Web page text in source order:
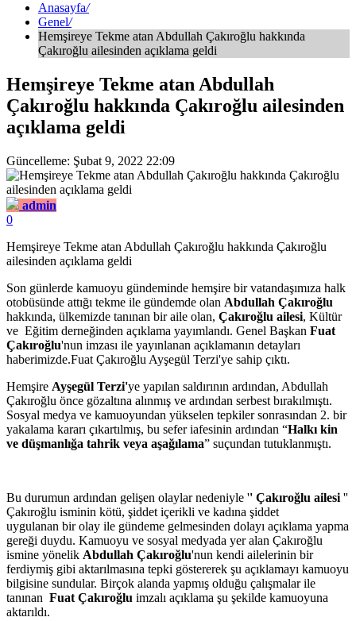
Anasayfa/
Genel/
Hemşireye Tekme atan Abdullah Çakıroğlu hakkında
Çakıroğlu ailesinden açıklama geldi
Hemşireye Tekme atan Abdullah
Çakıroğlu hakkında Çakıroğlu ailesinden
açıklama geldi
Güncelleme: Şubat 9, 2022 22:09
admin
0
Hemşireye Tekme atan Abdullah Çakıroğlu hakkında Çakıroğlu
ailesinden açıklama geldi
Son günlerde kamuoyu gündeminde hemşire bir vatandaşımıza halk
otobüsünde attığı tekme ile gündemde olan Abdullah Çakıroğlu
hakkında, ülkemizde tanınan bir aile olan, Çakıroğlu ailesi, Kültür
ve Eğitim derneğinden açıklama yayımlandı. Genel Başkan Fuat
Çakıroğlu'nun imzası ile yayınlanan açıklamanın detayları
haberimizde.Fuat Çakıroğlu Ayşegül Terzi'ye sahip çıktı.
Hemşire Ayşegül Terzi'ye yapılan saldırının ardından, Abdullah
Çakıroğlu önce gözaltına alınmış ve ardından serbest bırakılmıştı.
Sosyal medya ve kamuoyundan yükselen tepkiler sonrasından 2. bir
yakalama kararı çıkartılmış, bu sefer iafesinin ardından “Halkı kin
ve düşmanlığa tahrik veya aşağılama” suçundan tutuklanmıştı.
Bu durumun ardından gelişen olaylar nedeniyle '' Çakıroğlu ailesi ''
Çakıroğlu isminin kötü, şiddet içerikli ve kadına şiddet
uygulanan bir olay ile gündeme gelmesinden dolayı açıklama yapma
gereği duydu. Kamuoyu ve sosyal medyada yer alan Çakıroğlu
ismine yönelik Abdullah Çakıroğlu'nun kendi ailelerinin bir
ferdiymiş gibi aktarılmasına tepki göstererek şu açıklamayı kamuoyu
bilgisine sundular. Birçok alanda yapmış olduğu çalışmalar ile
tanınan Fuat Çakıroğlu imzalı açıklama şu şekilde kamuoyuna
aktarıldı.